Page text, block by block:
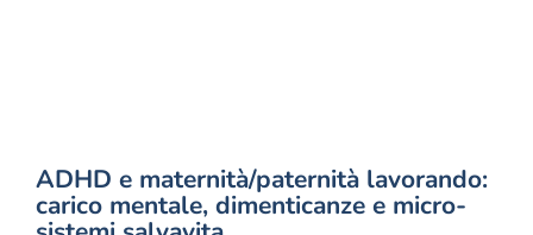
ADHD e maternità/paternità lavorando:
carico mentale, dimenticanze e micro-